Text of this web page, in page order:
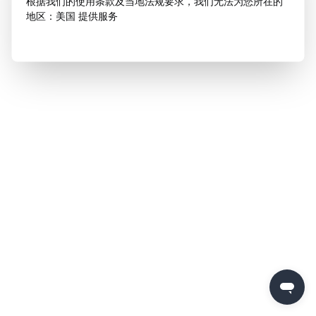
地区：美国 提供服务